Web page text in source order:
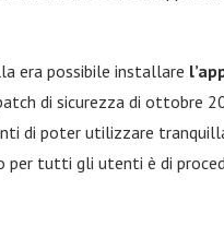
era possibile installare
di sicurezza di ottobre
di poter utilizzare
per tutti gli utenti è di